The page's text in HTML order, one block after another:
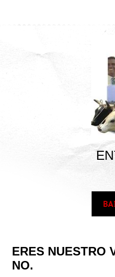
ERES NUESTRO
NO.